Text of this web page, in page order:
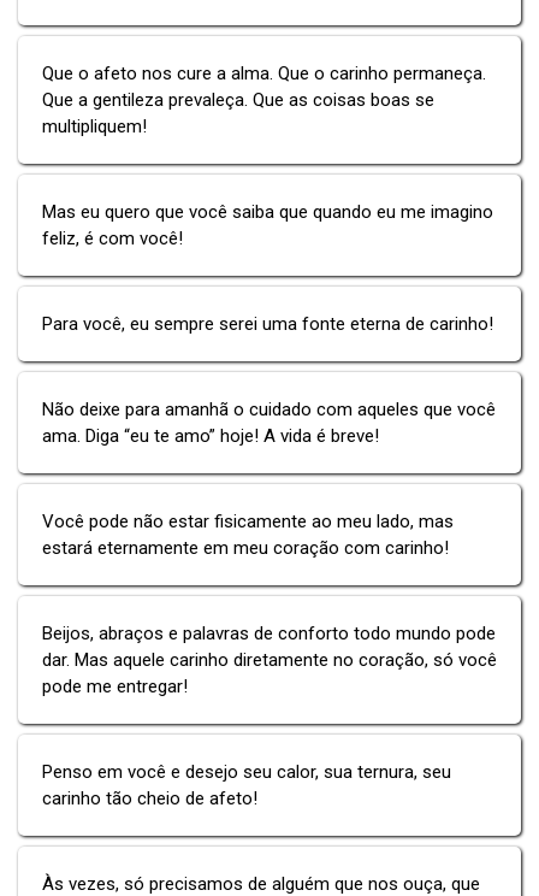
Que o afeto nos cure a alma. Que o carinho permaneça.
Que a gentileza prevaleça. Que as coisas boas se
multipliquem!
Mas eu quero que você saiba que quando eu me imagino
feliz, é com você!
Para você, eu sempre serei uma fonte eterna de carinho!
Não deixe para amanhã o cuidado com aqueles que você
ama. Diga “eu te amo” hoje! A vida é breve!
Você pode não estar fisicamente ao meu lado, mas
estará eternamente em meu coração com carinho!
Beijos, abraços e palavras de conforto todo mundo pode
dar. Mas aquele carinho diretamente no coração, só você
pode me entregar!
Penso em você e desejo seu calor, sua ternura, seu
carinho tão cheio de afeto!
Às vezes, só precisamos de alguém que nos ouça, que